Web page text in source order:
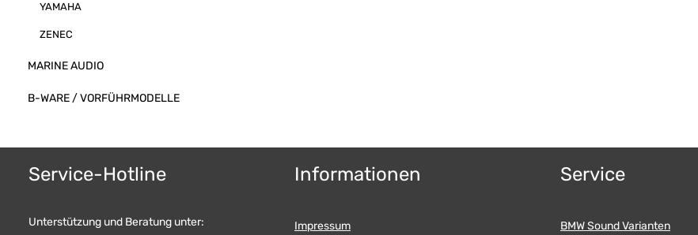
YAMAHA
ZENEC
MARINE AUDIO
B-WARE / VORFÜHRMODELLE
Service-Hotline
Unterstützung und Beratung unter:
Informationen
Impressum
Service
BMW Sound Varianten